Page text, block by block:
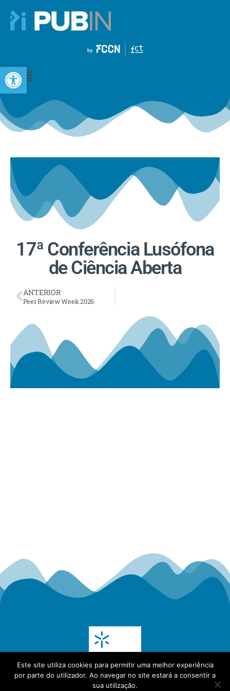
Open toolbar
17ª Conferência Lusófona
de Ciência Aberta
ANTERIOR
Peer Review Week 2026
Este site utiliza cookies para permitir uma melhor experiência
por parte do utilizador. Ao navegar no site estará a consentir a
sua utilização.